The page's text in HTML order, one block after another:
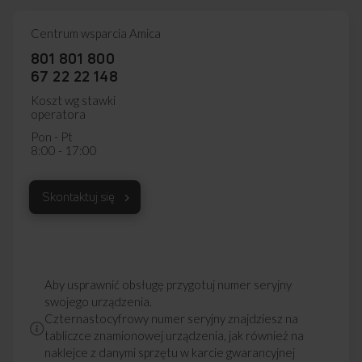
Centrum wsparcia Amica
801 801 800
67 22 22 148
Koszt wg stawki
operatora
Pon - Pt
8:00 - 17:00
Skontaktuj się
Aby usprawnić obsługę przygotuj numer seryjny
swojego urządzenia.
Czternastocyfrowy numer seryjny znajdziesz na
tabliczce znamionowej urządzenia, jak również na
naklejce z danymi sprzętu w karcie gwarancyjnej